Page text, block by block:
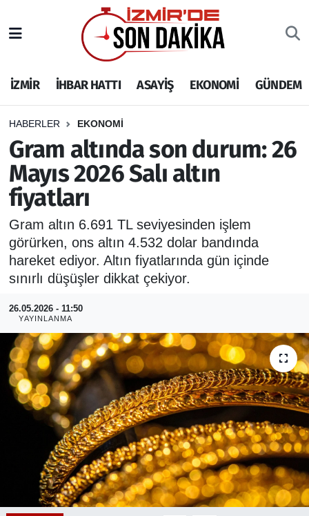
İZMİR İHBAR HATTI ASAYİŞ EKONOMİ GÜNDEM
HABERLER EKONOMİ
Gram altında son durum: 26
Mayıs 2026 Salı altın
fiyatları
Gram altın 6.691 TL seviyesinden işlem
görürken, ons altın 4.532 dolar bandında
hareket ediyor. Altın fiyatlarında gün içinde
sınırlı düşüşler dikkat çekiyor.
26.05.2026 - 11:50
YAYINLANMA
İHBAR HATTI
DEPREM
GENEL
EKONOMİ
SİYASET
SPOR
RESMİ REKLAM
İzmir Nöbetçi Eczaneler
İzmir Hava Durumu
İzmir Namaz Vakitleri
İzmir Trafik Yoğunluk Haritası
Puan Durumu ve Fikstür
Tüm Manşetler
Son Dakika Haberleri